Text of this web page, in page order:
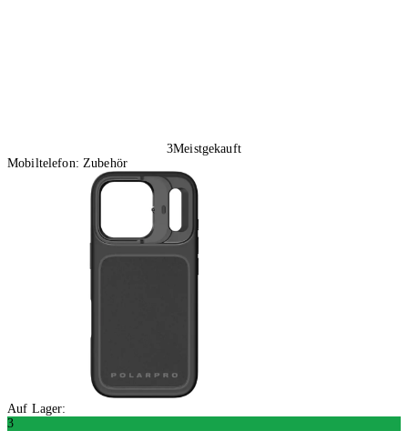
3Meistgekauft
Mobiltelefon: Zubehör
Auf Lager:
3